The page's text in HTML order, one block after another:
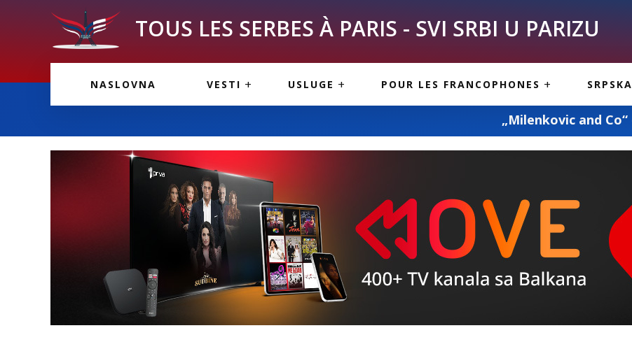
TOUS LES SERBES À PARIS - SVI SRBI U PARIZU
NASLOVNA VESTI USLUGE
INFORMACIJE
POUR LES FRANCOPHONES
PARIS
CUISINE SERBE
„Milenkovic and Co“ – prevoz